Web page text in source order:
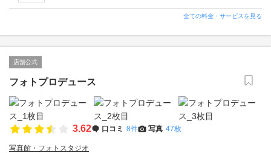
全ての料金・サービスを見る
店舗公式
フォトプロデュース
3.62 口コミ 8件 写真 47枚
写真館・フォトスタジオ